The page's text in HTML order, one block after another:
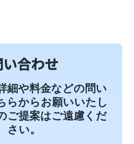
い合わせ
細や料金などの問い
らからお願いいたし
ご提案はご遠慮くだ
さい。